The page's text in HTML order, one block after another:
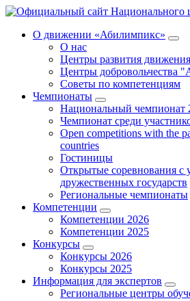
О движении «Абилимпикс»
О нас
Центры развития
Центры добровольчества
Советы по компетенциям
Чемпионаты
Национальный чемпионат
Чемпионат среди
Open competitions with the
countries
Гостиницы
Открытые соревнования с
дружественных государств
Региональные чемпионаты
Компетенции
Компетенции 2026
Компетенции 2025
Конкурсы
Конкурсы 2026
Конкурсы 2025
Информация для экспертов
Региональные центры